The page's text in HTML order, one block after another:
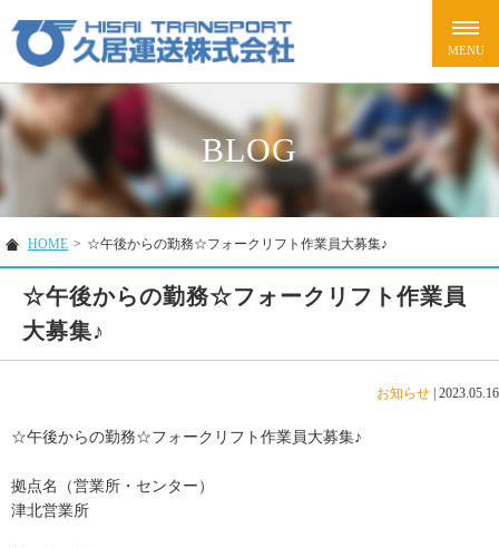
BLOG
HOME > ☆午後からの勤務☆フォークリフト作業員大募集♪
☆午後からの勤務☆フォークリフト作業員
大募集♪
お知らせ 2023.05.16
☆午後からの勤務☆フォークリフト作業員大募集♪
拠点名（営業所・センター）
津北営業所